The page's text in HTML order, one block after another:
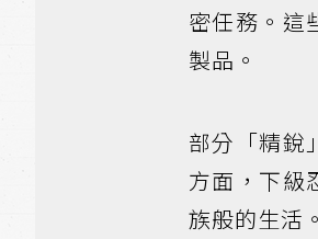
密任務。這
製品。
部分「精銳
方面，下級
族般的生活